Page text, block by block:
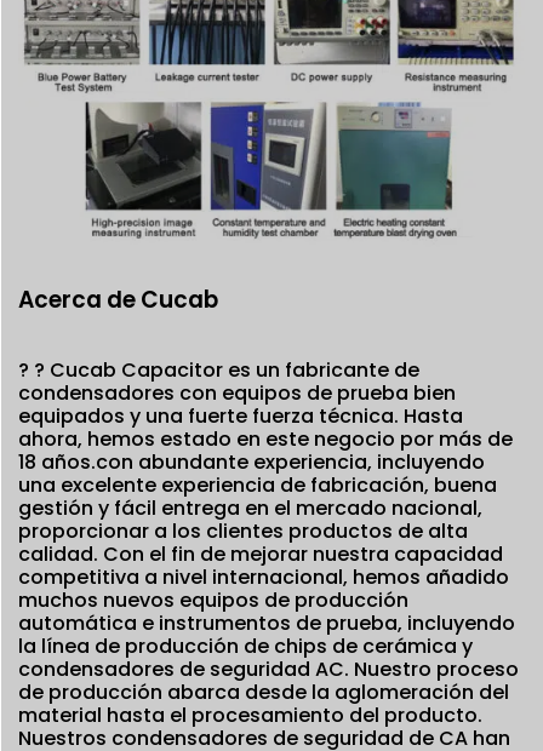
Acerca de Cucab
? ? Cucab Capacitor es un fabricante de
condensadores con equipos de prueba bien
equipados y una fuerte fuerza técnica. Hasta
ahora, hemos estado en este negocio por más de
18 años.con abundante experiencia, incluyendo
una excelente experiencia de fabricación, buena
gestión y fácil entrega en el mercado nacional,
proporcionar a los clientes productos de alta
calidad. Con el fin de mejorar nuestra capacidad
competitiva a nivel internacional, hemos añadido
muchos nuevos equipos de producción
automática e instrumentos de prueba, incluyendo
la línea de producción de chips de cerámica y
condensadores de seguridad AC. Nuestro proceso
de producción abarca desde la aglomeración del
material hasta el procesamiento del producto.
Nuestros condensadores de seguridad de CA han